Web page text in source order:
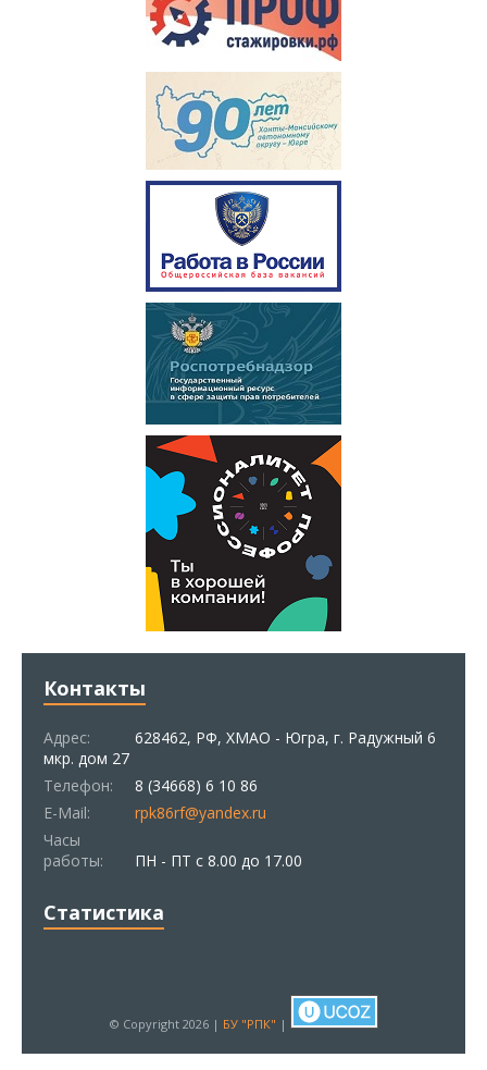
Контакты
Адрес:
628462, РФ, ХМАО - Югра, г. Радужный 6
мкр. дом 27
Телефон:
8 (34668) 6 10 86
E-Mail:
rpk86rf@yandex.ru
Часы
работы:
ПН - ПТ с 8.00 до 17.00
Статистика
© Copyright 2026 | БУ "РПК" |